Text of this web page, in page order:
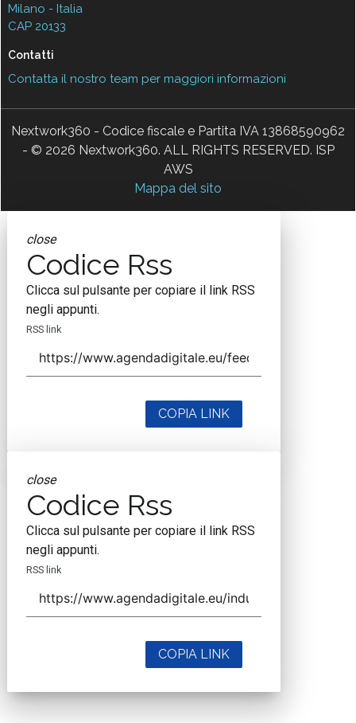
Milano - Italia
CAP 20133
Contatti
Contatta il nostro team per maggiori informazioni
Nextwork360 - Codice fiscale e Partita IVA 13868590962
- © 2026 Nextwork360. ALL RIGHTS RESERVED. ISP
AWS
Mappa del sito
close
Codice Rss
Clicca sul pulsante per copiare il link RSS
negli appunti.
RSS link
COPIA LINK
close
Codice Rss
Clicca sul pulsante per copiare il link RSS
negli appunti.
RSS link
COPIA LINK